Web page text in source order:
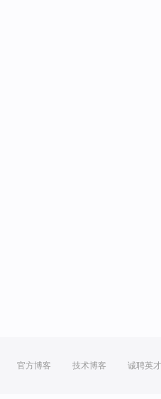
官方博客 技术博客 诚聘英才